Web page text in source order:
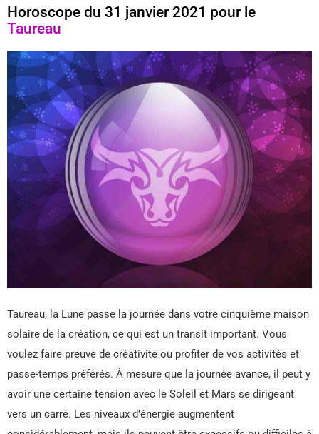
Horoscope du 31 janvier 2021 pour le
Taureau
Taureau, la Lune passe la journée dans votre cinquième maison
solaire de la création, ce qui est un transit important. Vous
voulez faire preuve de créativité ou profiter de vos activités et
passe-temps préférés. À mesure que la journée avance, il peut y
avoir une certaine tension avec le Soleil et Mars se dirigeant
vers un carré. Les niveaux d’énergie augmentent